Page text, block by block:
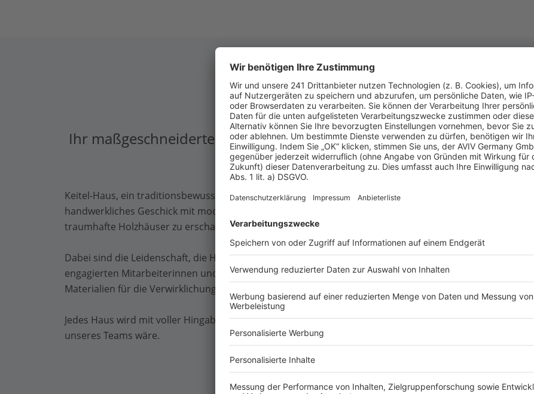
Keitel-Haus im Porträt
Ihr maßgeschneidertes Traumhaus – von der Vision zur Realität
Zuhören
Keitel-Haus, ein traditionsbewusstes Familienunternehmen, vereint
handwerkliches Geschick mit modernsten Fertigungsmethoden, um
traumhafte Holzhäuser zu erschaffen.
Dabei sind die Leidenschaft, die Hingabe und die Freude unserer
engagierten Mitarbeiterinnen und Mitarbeiter die grundlegenden
Materialien für die Verwirklichung Ihres Wohntraums.
Jedes Haus wird mit voller Hingabe so gebaut, als ob es das eigene Heim
unseres Teams wäre.